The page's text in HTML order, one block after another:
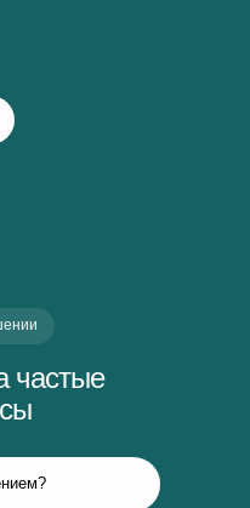
частые